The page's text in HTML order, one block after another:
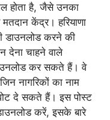
होता है, जैसे उनका
केंद्र। हरियाणा
डाउनलोड करने की
देना चाहने वाले
कर सकते हैं। वे
नागरिकों का नाम
दे सकते हैं। इस पोस्ट
करें, इसके बारे